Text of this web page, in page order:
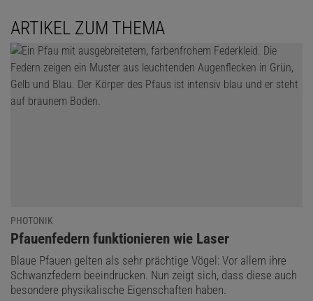
ARTIKEL ZUM THEMA
PHOTONIK
:
Pfauenfedern funktionieren wie Laser
Blaue Pfauen gelten als sehr prächtige Vögel: Vor allem ihre
Schwanzfedern beeindrucken. Nun zeigt sich, dass diese auch
besondere physikalische Eigenschaften haben.